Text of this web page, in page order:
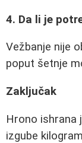
4. Da li je
Vežbanje nije
poput šetnje
Zaključak
Hrono ishrana
izgube